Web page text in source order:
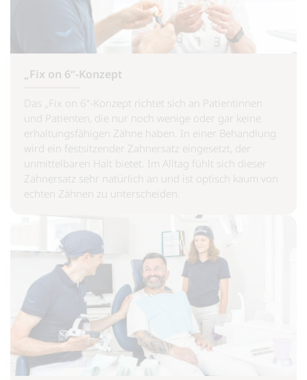
„Fix on 6“-Konzept
Das „Fix on 6“-Konzept richtet sich an Patientinnen
und Patienten, die nur noch wenige oder gar keine
erhaltungsfähigen Zähne haben. In einer Behandlung
wird ein festsitzender Zahnersatz eingesetzt, der
unmittelbaren Halt bietet. Im Alltag fühlt sich dieser
Zahnersatz sehr natürlich an und ist optisch kaum von
echten Zähnen zu unterscheiden.